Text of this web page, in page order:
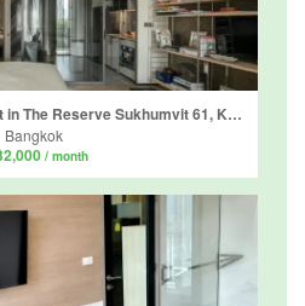
1 Bedroom Condo for rent in The Reserve Sukhumvit 61, Khlong Tan Nuea, Bangkok near BTS Ekkamai
Bangkok
/ month